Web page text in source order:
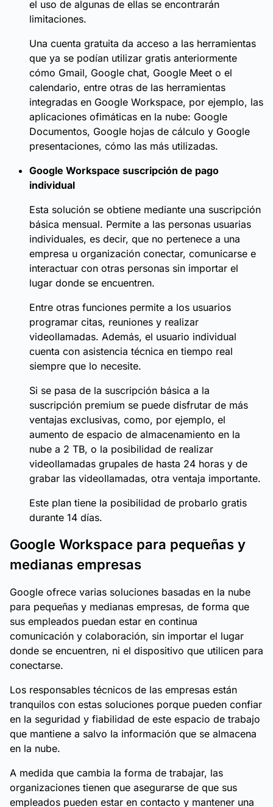
el uso de algunas de ellas se encontrarán
limitaciones.
Una cuenta gratuita da acceso a las herramientas
que ya se podían utilizar gratis anteriormente
cómo Gmail, Google chat, Google Meet o el
calendario, entre otras de las herramientas
integradas en Google Workspace, por ejemplo, las
aplicaciones ofimáticas en la nube: Google
Documentos, Google hojas de cálculo y Google
presentaciones, cómo las más utilizadas.
Google Workspace suscripción de pago
individual
Esta solución se obtiene mediante una suscripción
básica mensual. Permite a las personas usuarias
individuales, es decir, que no pertenece a una
empresa u organización conectar, comunicarse e
interactuar con otras personas sin importar el
lugar donde se encuentren.
Entre otras funciones permite a los usuarios
programar citas, reuniones y realizar
videollamadas. Además, el usuario individual
cuenta con asistencia técnica en tiempo real
siempre que lo necesite.
Si se pasa de la suscripción básica a la
suscripción premium se puede disfrutar de más
ventajas exclusivas, como, por ejemplo, el
aumento de espacio de almacenamiento en la
nube a 2 TB, o la posibilidad de realizar
videollamadas grupales de hasta 24 horas y de
grabar las videollamadas, otra ventaja importante.
Este plan tiene la posibilidad de probarlo gratis
durante 14 días.
Google Workspace para pequeñas y
medianas empresas
Google ofrece varias soluciones basadas en la nube
para pequeñas y medianas empresas, de forma que
sus empleados puedan estar en continua
comunicación y colaboración, sin importar el lugar
donde se encuentren, ni el dispositivo que utilicen para
conectarse.
Los responsables técnicos de las empresas están
tranquilos con estas soluciones porque pueden confiar
en la seguridad y fiabilidad de este espacio de trabajo
que mantiene a salvo la información que se almacena
en la nube.
A medida que cambia la forma de trabajar, las
organizaciones tienen que asegurarse de que sus
empleados pueden estar en contacto y mantener una